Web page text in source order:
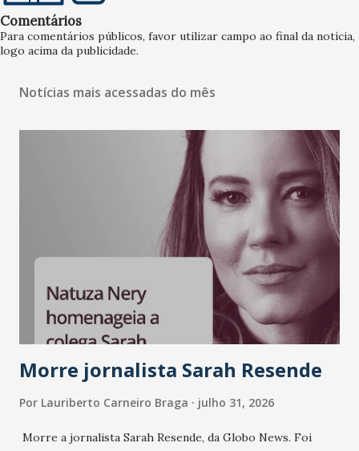
Comentários
Para comentários públicos, favor utilizar campo ao final da notícia,
logo acima da publicidade.
Notícias mais acessadas do mês
Morre jornalista Sarah Resende
Por Lauriberto Carneiro Braga julho 31, 2026
Morre a jornalista Sarah Resende, da Globo News. Foi